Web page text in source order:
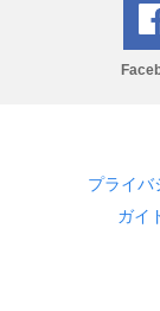
プライバ
ガイ